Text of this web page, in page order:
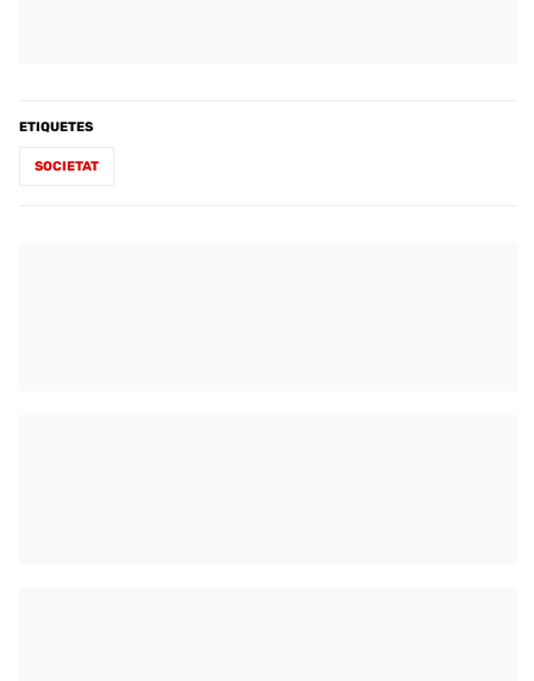
ETIQUETES
SOCIETAT